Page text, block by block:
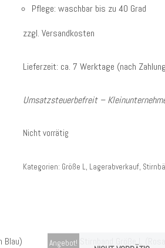
Pflege: waschbar bis zu 40 Grad
zzgl. Versandkosten
Lieferzeit: ca. 7 Werktage (nach
Umsatzsteuerbefreit –
Nicht vorrätig
Kategorien: Größe L, Lagerabverkauf,
Angebot!